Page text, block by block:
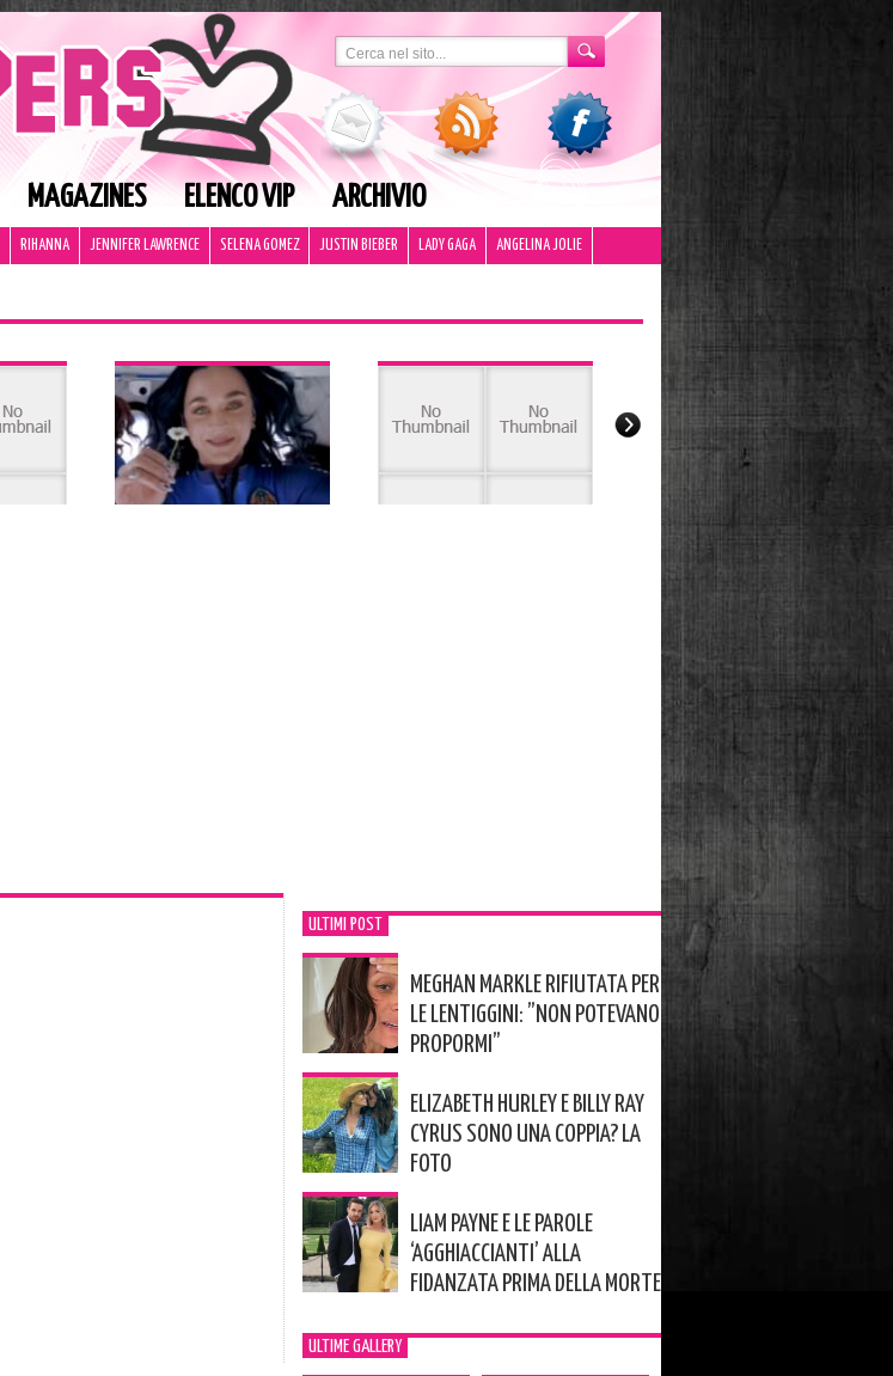
MAGAZINES ELENCO VIP ARCHIVIO
RIHANNA JENNIFER LAWRENCE SELENA GOMEZ JUSTIN BIEBER LADY GAGA ANGELINA JOLIE
ULTIMI POST
MEGHAN MARKLE RIFIUTATA PER
LE LENTIGGINI: ”NON POTEVANO
PROPORMI”
ELIZABETH HURLEY E BILLY RAY
CYRUS SONO UNA COPPIA? LA
FOTO
LIAM PAYNE E LE PAROLE
‘AGGHIACCIANTI’ ALLA
FIDANZATA PRIMA DELLA MORTE
ULTIME GALLERY